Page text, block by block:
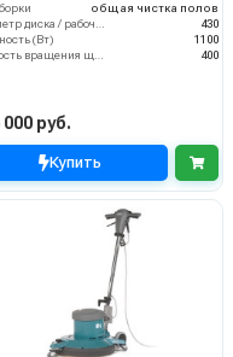
общая чистка полов
430
(Вт)
1100
400
000 руб.
Купить